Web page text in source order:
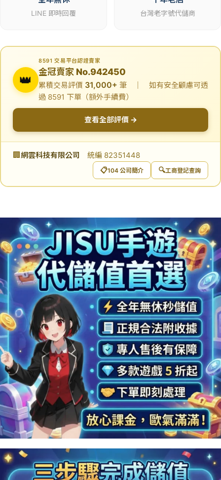
LINE 即時回覆 台灣老字號代儲商
👑
8591 交易平台認證賣家
金冠賣家 No.942450
累積交易評價 31,000+ 筆 ｜ 如有安全顧慮可透
過 8591 下單（額外手續費）
查看全部評價 →
🏢 網雲科技有限公司 統編 82351448
📋104 公司簡介 🔍工商登記查詢